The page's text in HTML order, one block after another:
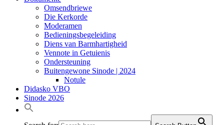
Omsendbriewe
Die Kerkorde
Moderamen
Bedieningsbegeleiding
Diens van Barmhartigheid
Vennote in Getuienis
Ondersteuning
Buitengewone Sinode | 2024
Notule
Didasko VBO
Sinode 2026